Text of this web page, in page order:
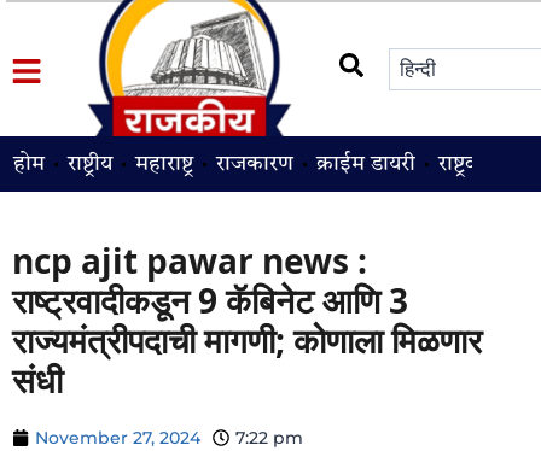
होम राष्ट्रीय महाराष्ट्र राजकारण क्राईम डायरी राष्ट्रवादी
ncp ajit pawar news :
राष्ट्रवादीकडून 9 कॅबिनेट आणि 3
राज्यमंत्रीपदाची मागणी; कोणाला मिळणार
संधी
November 27, 2024 7:22 pm